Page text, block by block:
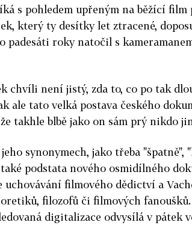
s pohledem upřeným na běžící film
který ty desítky let ztracené,
padesáti roky natočil s
chvíli není jistý, zda to, co po tak
ale tato velká postava českého
takhle blbě jako on sám prý nikdo
synonymech, jako třeba "špatně",
také podstata nového osmidílného
uchovávání filmového dědictví a
filozofů či filmových
digitalizace odvysílá v pátek